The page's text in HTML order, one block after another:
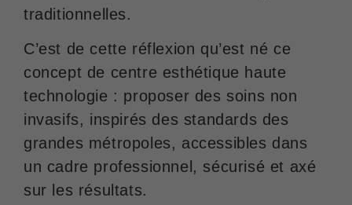
traditionnelles.
C’est de cette réflexion qu’est né ce
concept de centre esthétique haute
technologie : proposer des soins non
invasifs, inspirés des standards des
grandes métropoles, accessibles dans
un cadre professionnel, sécurisé et axé
sur les résultats.